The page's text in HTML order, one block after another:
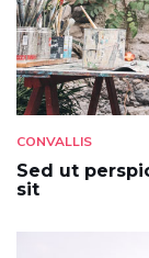
CONVALLIS
Sed ut
sit